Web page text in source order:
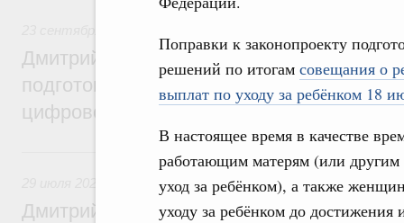
Поправки к законопроекту
решений по итогам совещания о
выплат по уходу за ребёнком 18
В настоящее время в качестве
работающим матерям (или
уход за ребёнком), а также
уходу за ребёнком до достижения
Дмитрий Григоренко: Правительство
подготовки нормативных актов и
цифровой формат
29 июля 2024, понедельник
Правовые вопросы работы Правительства
Дмитрий Григоренко: Цифровизация